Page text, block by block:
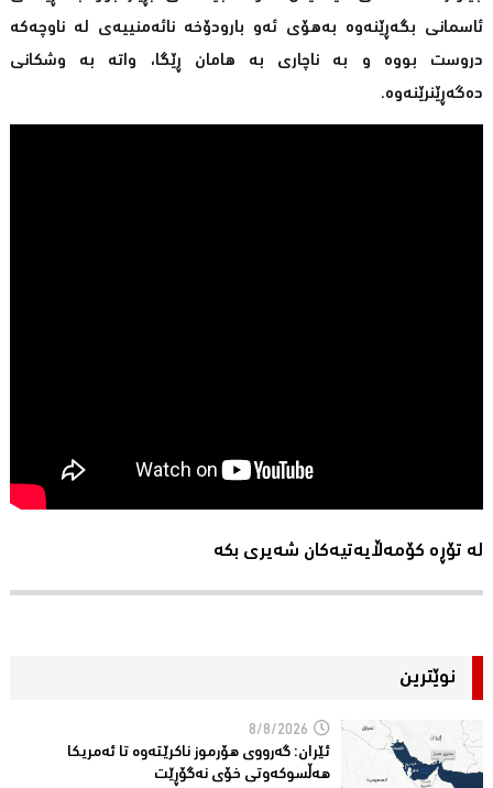
ئاسمانی بگەڕێنەوە بەهۆی ئەو بارودۆخە نائەمنییەی لە ناوچەكە
دروست بووە و بە ناچاری بە هامان ڕێگا، واتە بە وشكانی
دەگەڕێنرێنەوە.
لە تۆڕە کۆمەڵایەتیەکان شەیری بکە
نوێترین
8/8/2026
ئێران: گەرووی هۆرموز ناكرێتەوە تا ئەمریكا
هەڵسوكەوتی خۆی نەگۆڕێت